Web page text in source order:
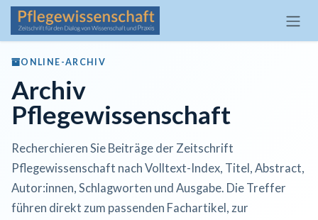
Zum Inhalt springen
ONLINE-ARCHIV
Archiv
Pflegewissenschaft
Recherchieren Sie Beiträge der Zeitschrift
Pflegewissenschaft nach Volltext-Index, Titel, Abstract,
Autor:innen, Schlagworten und Ausgabe. Die Treffer
führen direkt zum passenden Fachartikel, zur